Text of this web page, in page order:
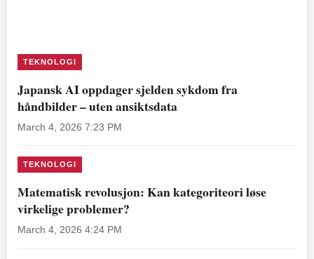
TEKNOLOGI
Japansk AI oppdager sjelden sykdom fra
håndbilder – uten ansiktsdata
March 4, 2026 7:23 PM
TEKNOLOGI
Matematisk revolusjon: Kan kategoriteori løse
virkelige problemer?
March 4, 2026 4:24 PM